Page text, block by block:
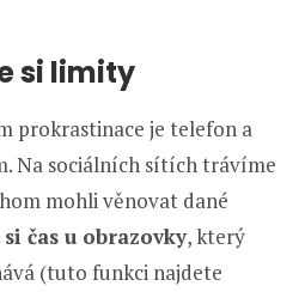
si limity
prokrastinace je telefon a
Na sociálních sítích trávíme
mohli věnovat dané
čas u obrazovky, který
(tuto funkci najdete